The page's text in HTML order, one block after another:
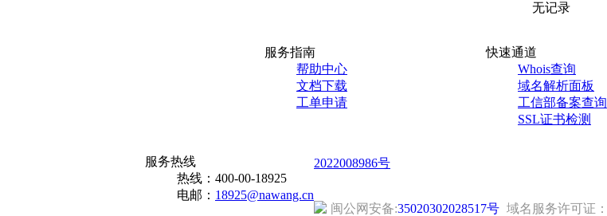
无记录
服务指南
帮助中心
文档下载
工单申请
快速通道
Whois查询
域名解析面板
工信部备案查询
SSL证书检测
服务热线
热线： 400-00-18925
电邮： 18925@nawang.cn
2022008986号
闽公网安备:35020302028517号 域名服务许可证：